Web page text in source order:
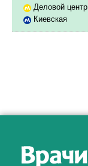
Деловой центр
Киевская